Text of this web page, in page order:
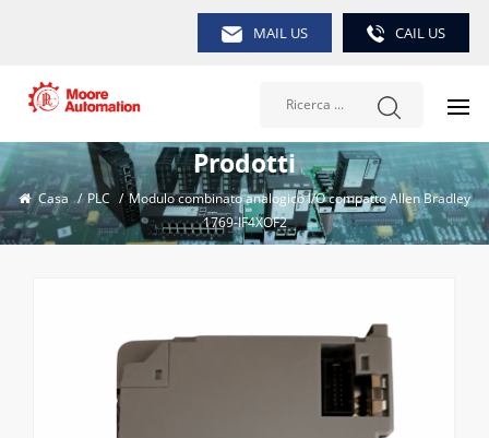
MAIL US CAIL US
Prodotti
Casa / PLC / Modulo combinato analogico I/O compatto Allen Bradley
1769-IF4XOF2